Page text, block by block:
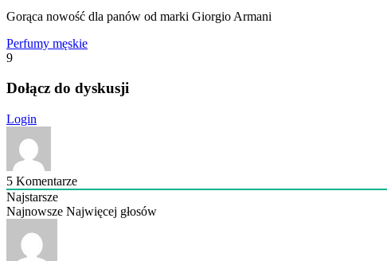
Gorąca nowość dla panów od marki Giorgio Armani
Perfumy męskie
9
Dołącz do dyskusji
Login
5 Komentarze
Najstarsze
Najnowsze Najwięcej głosów